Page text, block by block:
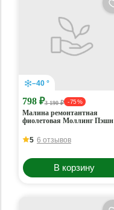
–40 °
798 ₽3 190 ₽ - 75 %
Малина ремонтантная
фиолетовая Моллинг Пэшн
5 6 отзывов
В корзину